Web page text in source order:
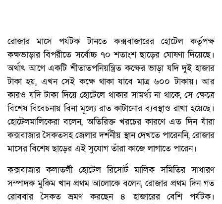
রোজার মাসে পর্যটক টানতে কক্সবাজারের হোটেল কর্তৃপক্ষ
কক্ষভাড়ার বিপরীতে সর্বোচ্চ ৭০ শতাংশ ছাড়ের ঘোষণা দিয়েছে।
অর্থাৎ আগে একটি শীতাতপনিয়ন্ত্রিত কক্ষের ভাড়া যদি দুই হাজার
টাকা হয়, এখন সেই কক্ষে থাকা যাবে মাত্র ৬০০ টাকায়। আর
কারও যদি টাকা দিয়ে হোটেলে থাকার সামর্থ্য না থাকে, সে ক্ষেত্রে
বিশেষ বিবেচনায় বিনা মূল্যে রাত কাটানোর ব্যবস্থাও রাখা হয়েছে।
হোটেলমালিকেরা বলেন, অতিরিক্ত খরচের কারণে এত দিন যাঁরা
কক্সবাজার সৈকতসহ জেলার দর্শনীয় স্থান দেখতে পারেননি, রোজার
মাসের বিশেষ ছাড়ের এই সুযোগ তাঁরা কাজে লাগাতে পারেন।
কক্সবাজার কলাতলী হোটেল রিসোর্ট মালিক সমিতির সাধারণ
সম্পাদক মুকিম খান প্রথম আলোকে বলেন, রোজার প্রথম দিন গত
রোববার সৈকত ভ্রমণ করছেন ৪ হাজারের বেশি পর্যটক।